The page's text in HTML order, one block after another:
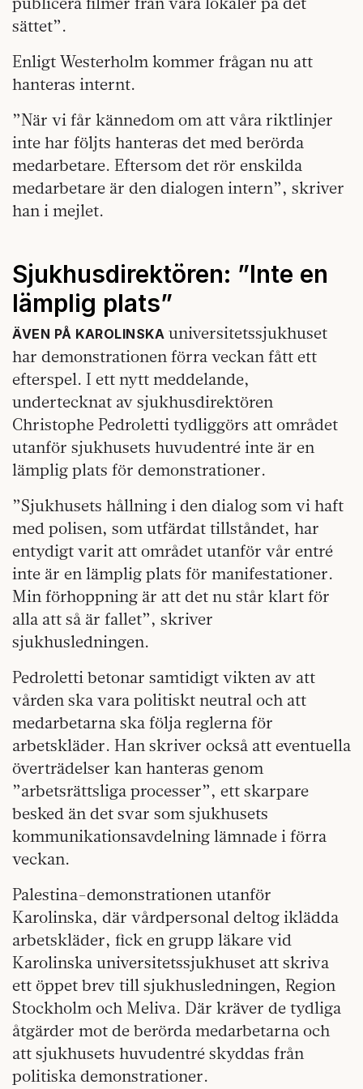
sättet”.
Enligt Westerholm kommer frågan nu att
hanteras internt.
”När vi får kännedom om att våra riktlinjer
inte har följts hanteras det med berörda
medarbetare. Eftersom det rör enskilda
medarbetare är den dialogen intern”, skriver
han i mejlet.
Sjukhusdirektören: ”Inte en
lämplig plats”
ÄVEN PÅ KAROLINSKA universitetssjukhuset
har demonstrationen förra veckan fått ett
efterspel. I ett nytt meddelande,
undertecknat av sjukhusdirektören
Christophe Pedroletti tydliggörs att området
utanför sjukhusets huvudentré inte är en
lämplig plats för demonstrationer.
”Sjukhusets hållning i den dialog som vi haft
med polisen, som utfärdat tillståndet, har
entydigt varit att området utanför vår entré
inte är en lämplig plats för manifestationer.
Min förhoppning är att det nu står klart för
alla att så är fallet”, skriver
sjukhusledningen.
Pedroletti betonar samtidigt vikten av att
vården ska vara politiskt neutral och att
medarbetarna ska följa reglerna för
arbetskläder. Han skriver också att eventuella
överträdelser kan hanteras genom
”arbetsrättsliga processer”, ett skarpare
besked än det svar som sjukhusets
kommunikationsavdelning lämnade i förra
veckan.
Palestina-demonstrationen utanför
Karolinska, där vårdpersonal deltog iklädda
arbetskläder, fick en grupp läkare vid
Karolinska universitetssjukhuset att skriva
ett öppet brev till sjukhusledningen, Region
Stockholm och Meliva. Där kräver de tydliga
åtgärder mot de berörda medarbetarna och
att sjukhusets huvudentré skyddas från
politiska demonstrationer.